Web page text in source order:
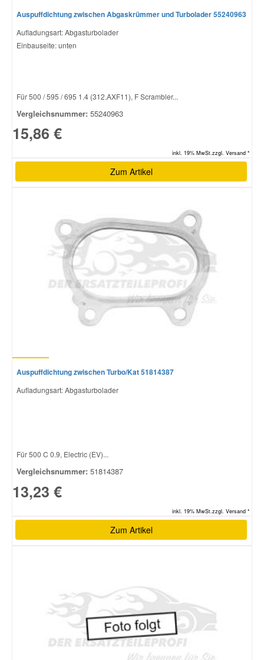
Auspuffdichtung zwischen Abgaskrümmer und Turbolader 55240963
Aufladungsart: Abgasturbolader
Einbauseite: unten
Für 500 / 595 / 695 1.4 (312.AXF11), F Scrambler...
Vergleichsnummer: 55240963
15,86 €
inkl. 19% MwSt.zzgl. Versand *
Zum Artikel
Auspuffdichtung zwischen Turbo/Kat 51814387
Aufladungsart: Abgasturbolader
Für 500 C 0.9, Electric (EV)...
Vergleichsnummer: 51814387
13,23 €
inkl. 19% MwSt.zzgl. Versand *
Zum Artikel